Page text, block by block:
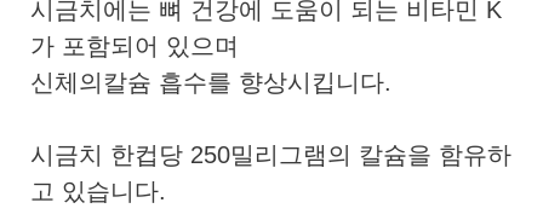
시금치에는 뼈 건강에 도움이 되는 비타민 K
가 포함되어 있으며
신체의칼슘 흡수를 향상시킵니다.
시금치 한컵당 250밀리그램의 칼슘을 함유하
고 있습니다.